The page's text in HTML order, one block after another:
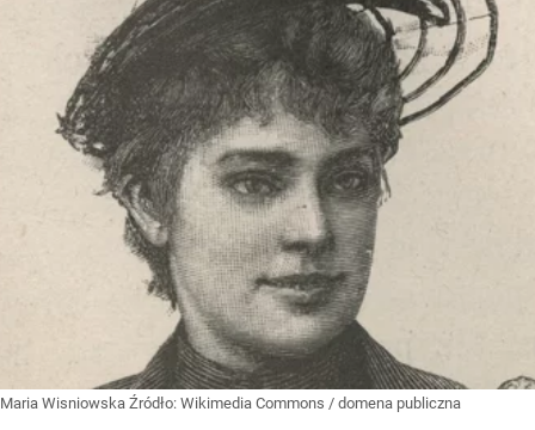
Maria Wisniowska Źródło: Wikimedia Commons / domena publiczna